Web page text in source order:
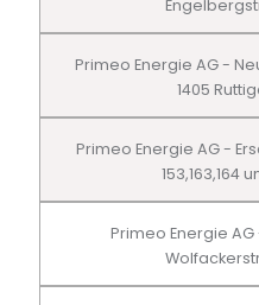
Primeo Energie AG -
1405
Primeo Energie AG -
153,163,164
Primeo Energie